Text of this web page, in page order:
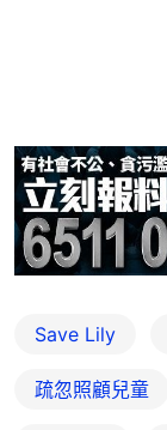
Save Lily
疏忽照顧兒童